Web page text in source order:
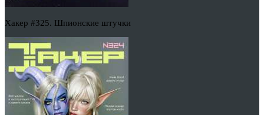
Хакер #325. Шпионские штучки